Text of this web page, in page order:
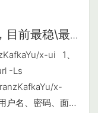
前最稳\最简
x-ui 1、
-Ls
x-
户名、密码、面板